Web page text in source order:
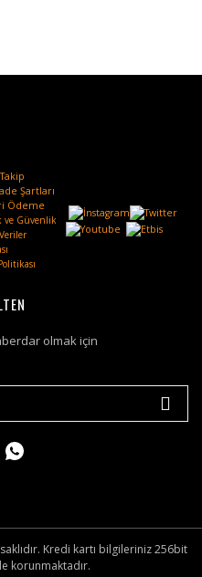
Şartları
Ödeme
ve Güvenlik
olmak için
Kredi kartı bilgileriniz 256bit
korunmaktadır.